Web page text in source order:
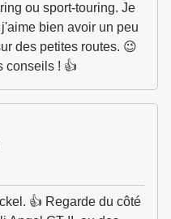
ou sport-touring. Je
bien avoir un peu
des petites routes. 😉
conseils ! 👍
👍 Regarde du côté